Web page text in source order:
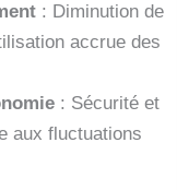
: Diminution de
accrue des
: Sécurité et
aux fluctuations